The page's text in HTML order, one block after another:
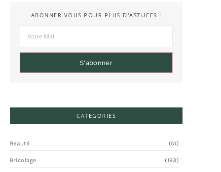
ABONNER VOUS POUR PLUS D'ASTUCES !
S'abonner
CATEGORIES
Beauté (51)
Bricolage (193)